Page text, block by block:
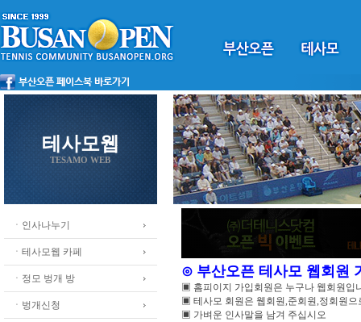
테사모웹
TESAMO WEB
ㆍ인사나누기
ㆍ테사모웹 카페
ㆍ정모 벙개 방
ㆍ벙개신청
⊙ 부산오픈 테사모 웹회원
▣ 홈피이지 가입회원은 누구나 웹회원입
▣ 테사모 회원은 웹회원,준회원,정회원으
▣ 가벼운 인사말을 남겨 주십시오